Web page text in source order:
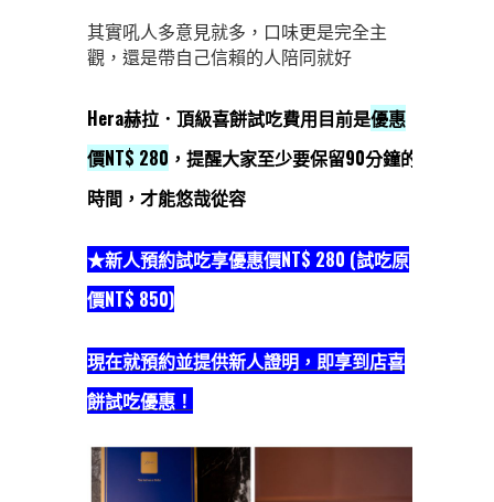
其實吼人多意見就多，口味更是完全主
觀，還是帶自己信賴的人陪同就好
Hera赫拉．頂級喜餅試吃費用目前是優惠
價NT$ 280 ，提醒大家至少要保留90分鐘的
時間，才能悠哉從容
★新人預約試吃享優惠價NT$ 280 (試吃原
價NT$ 850)
現在就預約並提供新人證明，即享到店喜
餅試吃優惠！